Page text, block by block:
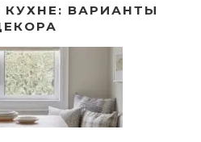
КУХНЕ: ВАРИАНТЫ